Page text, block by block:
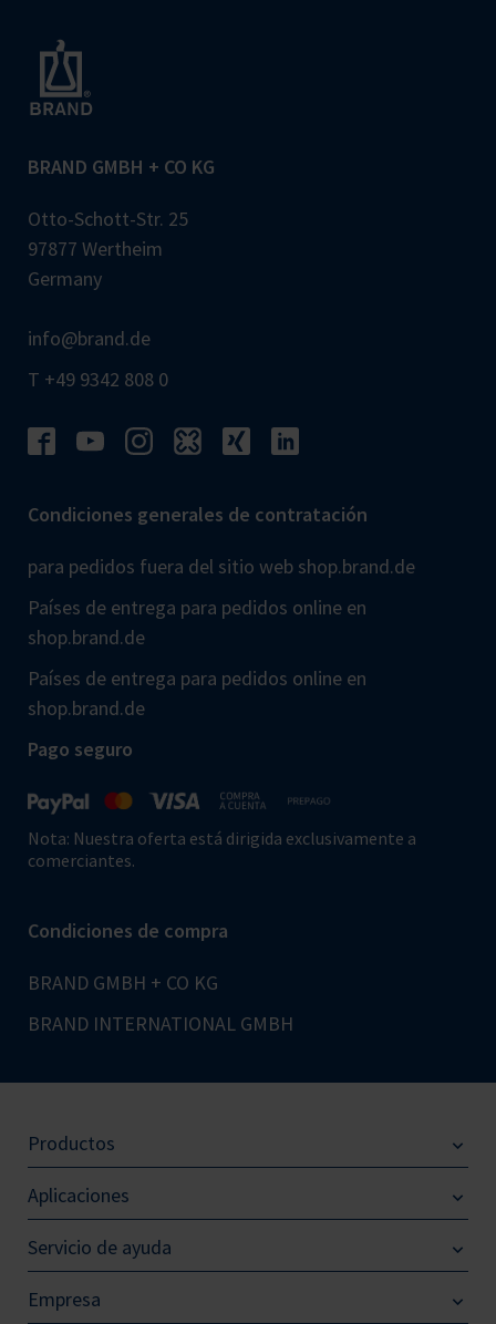
BRAND GMBH + CO KG
Otto-Schott-Str. 25
97877 Wertheim
Germany
info@brand.de
T +49 9342 808 0
Condiciones generales de contratación
para pedidos fuera del sitio web shop.brand.de
Países de entrega para pedidos online en
shop.brand.de
Países de entrega para pedidos online en
shop.brand.de
Pago seguro
Nota: Nuestra oferta está dirigida exclusivamente a
comerciantes.
Condiciones de compra
BRAND GMBH + CO KG
BRAND INTERNATIONAL GMBH
Productos
Aplicaciones
Servicio de ayuda
Empresa